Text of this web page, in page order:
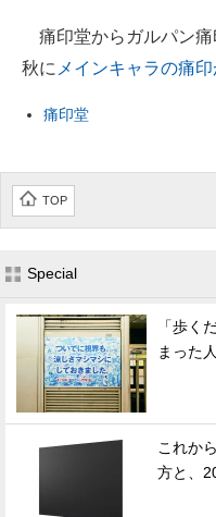
痛印堂からガルパン痛
秋に メインキャラの痛
痛印堂
TOP
Special
「歩く
まった
これか
方と、